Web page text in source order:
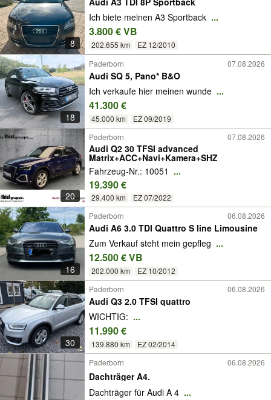
8
Ich biete meinen A3 Sportback ...
3.800 € VB
202.655 km EZ 12/2010
18
Paderborn 07.08.2026
Audi SQ 5, Pano* B&O
Ich verkaufe hier meinen wunde ...
41.300 €
45.000 km EZ 09/2019
20
Paderborn 07.08.2026
Audi Q2 30 TFSI advanced
Matrix+ACC+Navi+Kamera+SHZ
Fahrzeug-Nr.: 10051 ...
19.390 €
29.400 km EZ 07/2022
16
Paderborn 06.08.2026
Audi A6 3.0 TDI Quattro S line Limousine
Zum Verkauf steht mein gepfleg ...
12.500 € VB
202.000 km EZ 10/2012
30
Paderborn 06.08.2026
Audi Q3 2.0 TFSI quattro
WICHTIG: ...
11.990 €
139.880 km EZ 02/2014
Paderborn 06.08.2026
Dachträger A4.
Dachträger für Audi A 4 ...